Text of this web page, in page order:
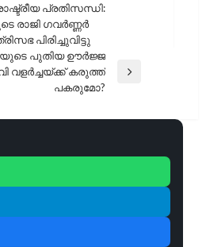
പ്രതിസന്ധി:
രാജി ഗവർണ്ണർ
പിരിച്ചുവിട്ടു
പുതിയ ഊർജ്ജ
വളർച്ചയ്ക്ക് കരുത്ത്
പകരുമോ?